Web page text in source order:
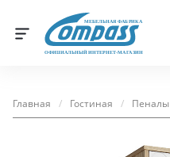
МЕБЕЛЬНАЯ ФАБРИКА
ОФИЦИАЛЬНЫЙ ИНТЕРНЕТ-МАГАЗИН
Главная / Гостиная / Пеналы